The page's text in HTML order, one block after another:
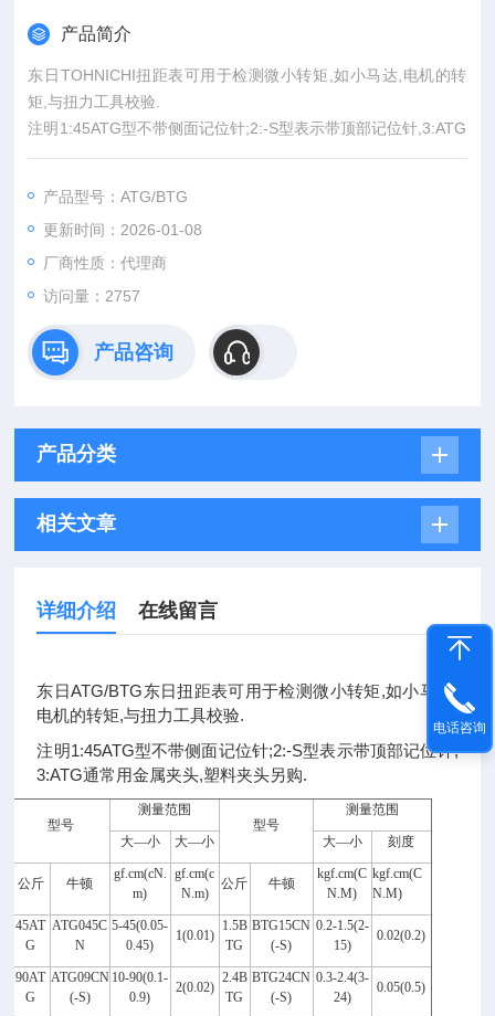
产品简介
东日TOHNICHI扭距表可用于检测微小转矩,如小马达,电机的转
矩,与扭力工具校验.
注明1:45ATG型不带侧面记位针;2:-S型表示带顶部记位针,3:ATG
通常用金属夹头,塑料夹头另购.
产品型号：ATG/BTG
更新时间：2026-01-08
厂商性质：代理商
访问量：2757
产品咨询
产品分类
相关文章
详细介绍 在线留言
东日ATG/BTG东日扭距表可用于检测微小转矩,如小马达,
电机的转矩,与扭力工具校验.
注明1:45ATG型不带侧面记位针;2:-S型表示带顶部记位针,
3:ATG通常用金属夹头,塑料夹头另购.
型号
测量范围
型号
测量范围
大—小 大—小 大—小 刻度
公斤 牛顿
gf.cm(cN.
m)
gf.cm(c
N.m)
公斤 牛顿
kgf.cm(C
N.M)
kgf.cm(C
N.M)
45AT
G
ATG045C
N
5-45(0.05-
0.45)
1(0.01)
1.5B
TG
BTG15CN
(-S)
0.2-1.5(2-
15)
0.02(0.2)
90AT
G
ATG09CN
(-S)
10-90(0.1-
0.9)
2(0.02)
2.4B
TG
BTG24CN
(-S)
0.3-2.4(3-
24)
0.05(0.5)
电话咨询